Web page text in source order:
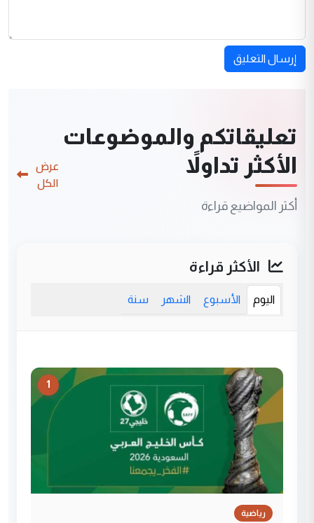
إرسال التعليق
تعليقاتكم والموضوعات
الأكثر تداولاً
أكثر المواضيع قراءة
عرض
الكل
الأكثر قراءة
اليوم الأسبوع الشهر سنة
1
رياضية